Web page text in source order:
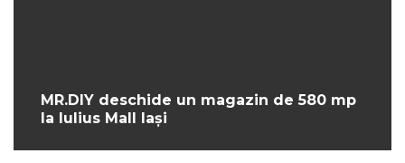
MR.DIY deschide un magazin de 580 mp
la Iulius Mall Iași